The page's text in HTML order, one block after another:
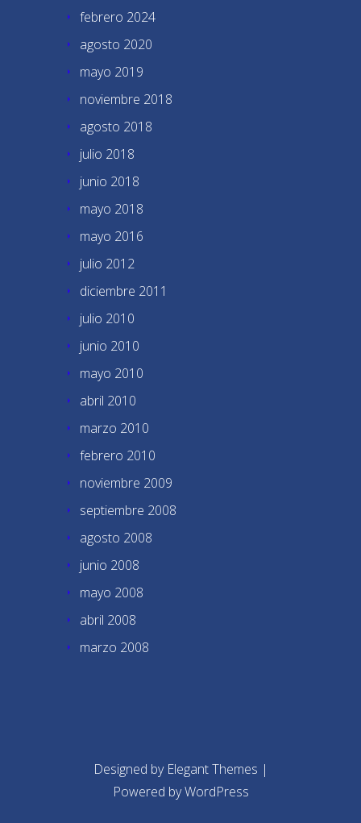
febrero 2024
agosto 2020
mayo 2019
noviembre 2018
agosto 2018
julio 2018
junio 2018
mayo 2018
mayo 2016
julio 2012
diciembre 2011
julio 2010
junio 2010
mayo 2010
abril 2010
marzo 2010
febrero 2010
noviembre 2009
septiembre 2008
agosto 2008
junio 2008
mayo 2008
abril 2008
marzo 2008
Designed by Elegant Themes |
Powered byWordPress